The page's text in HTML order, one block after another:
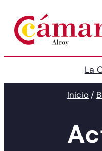
La
Inicio /